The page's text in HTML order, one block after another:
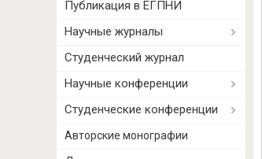
Публикация в ЕГПНИ
Научные журналы
Студенческий журнал
Научные конференции
Студенческие конференции
Авторские монографии